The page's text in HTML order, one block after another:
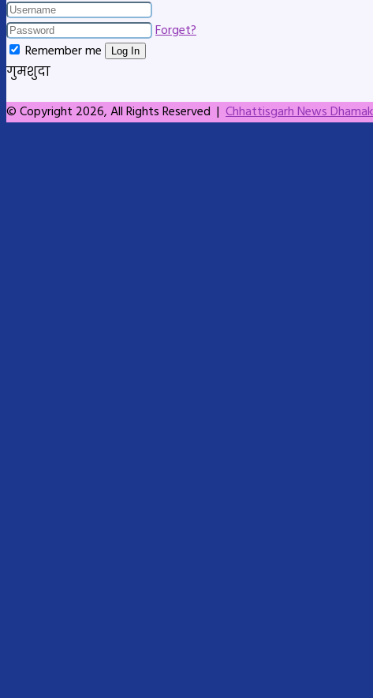
Forget?
Remember me
Log In
गुमशुदा
© Copyright 2026, All Rights Reserved | Chhattisgarh News